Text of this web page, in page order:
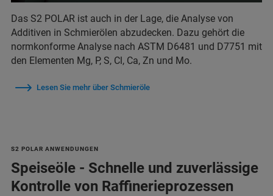
Das S2 POLAR ist auch in der Lage, die Analyse von
Additiven in Schmierölen abzudecken. Dazu gehört die
normkonforme Analyse nach ASTM D6481 und D7751 mit
den Elementen Mg, P, S, Cl, Ca, Zn und Mo.
Lesen Sie mehr über Schmieröle
S2 POLAR ANWENDUNGEN
Speiseöle - Schnelle und zuverlässige
Kontrolle von Raffinerieprozessen